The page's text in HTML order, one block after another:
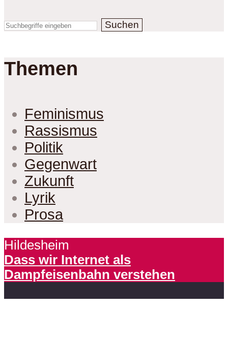
Suchen
Themen
Feminismus
Rassismus
Politik
Gegenwart
Zukunft
Lyrik
Prosa
Hildesheim
Dass wir Internet als
Dampfeisenbahn verstehen